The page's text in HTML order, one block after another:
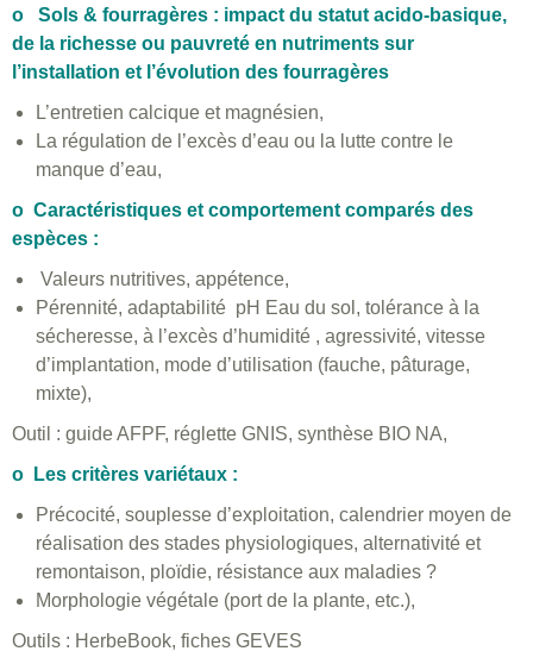
o Sols & fourragères : impact du statut acido-basique,
de la richesse ou pauvreté en nutriments sur
l’installation et l’évolution des fourragères
L’entretien calcique et magnésien,
La régulation de l’excès d’eau ou la lutte contre le
manque d’eau,
o Caractéristiques et comportement comparés des
espèces :
Valeurs nutritives, appétence,
Pérennité, adaptabilité pH Eau du sol, tolérance à la
sécheresse, à l’excès d’humidité , agressivité, vitesse
d’implantation, mode d’utilisation (fauche, pâturage,
mixte),
Outil : guide AFPF, réglette GNIS, synthèse BIO NA,
o Les critères variétaux :
Précocité, souplesse d’exploitation, calendrier moyen de
réalisation des stades physiologiques, alternativité et
remontaison, ploïdie, résistance aux maladies ?
Morphologie végétale (port de la plante, etc.),
Outils : HerbeBook, fiches GEVES